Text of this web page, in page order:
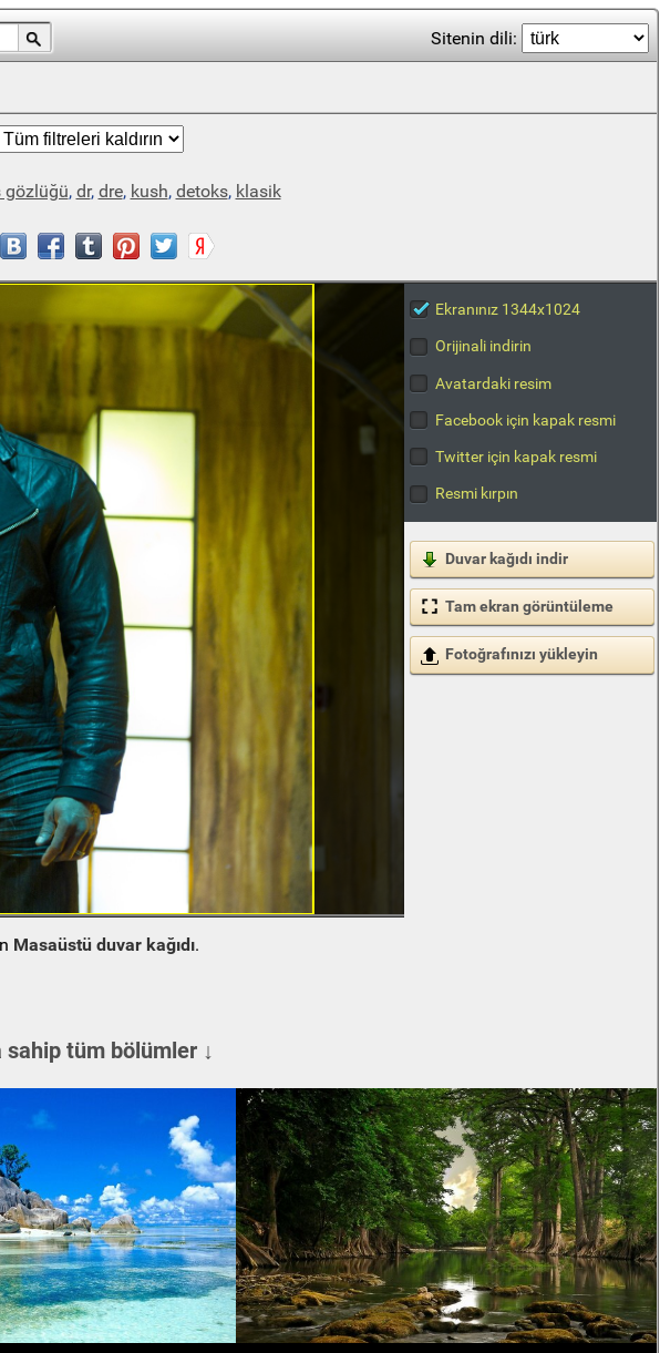
Sitenin dili:
gözlüğü, dr, dre, kush, detoks, klasik
Ekranınız 1344x1024
Orijinali indirin
Avatardaki resim
Facebook için kapak resmi
Twitter için kapak resmi
Resmi kırpın
Duvar kağıdı indir
Tam ekran görüntüleme
Fotoğrafınızı yükleyin
Masaüstü duvar kağıdı.
sahip tüm bölümler ↓